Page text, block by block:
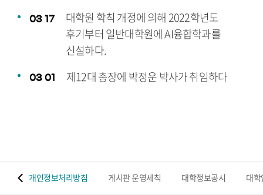
03 17
대학원 학칙 개정에 의해 2022학년도
후기부터 일반대학원에 AI융합학과를
신설하다.
03 01 제12대 총장에 박정운 박사가 취임하다
개인정보처리방침 게시판 운영세칙 대학정보공시 대